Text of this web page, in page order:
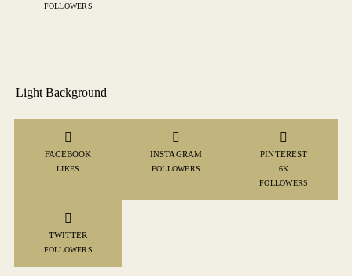
FOLLOWERS
Light Background
FACEBOOK
LIKES
INSTAGRAM
FOLLOWERS
PINTEREST
6K
FOLLOWERS
TWITTER
FOLLOWERS